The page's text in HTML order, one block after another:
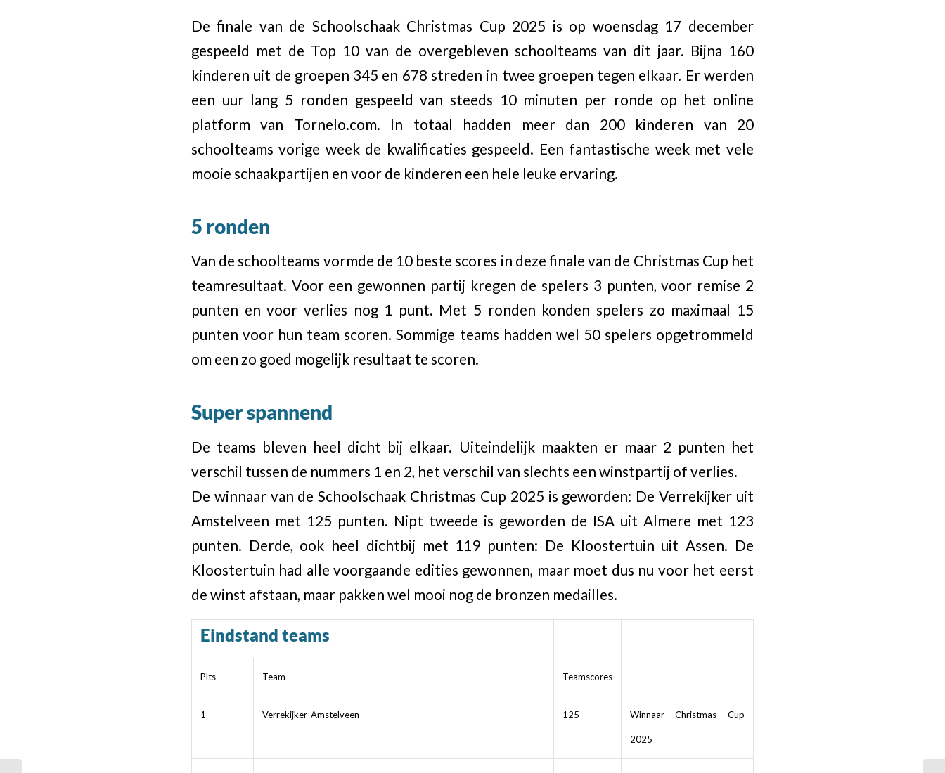
De finale van de Schoolschaak Christmas Cup 2025 is op woensdag 17 december
gespeeld met de Top 10 van de overgebleven schoolteams van dit jaar. Bijna 160
kinderen uit de groepen 345 en 678 streden in twee groepen tegen elkaar. Er werden
een uur lang 5 ronden gespeeld van steeds 10 minuten per ronde op het online
platform van Tornelo.com. In totaal hadden meer dan 200 kinderen van 20
schoolteams vorige week de kwalificaties gespeeld. Een fantastische week met vele
mooie schaakpartijen en voor de kinderen een hele leuke ervaring.
5 ronden
Van de schoolteams vormde de 10 beste scores in deze finale van de Christmas Cup het
teamresultaat. Voor een gewonnen partij kregen de spelers 3 punten, voor remise 2
punten en voor verlies nog 1 punt. Met 5 ronden konden spelers zo maximaal 15
punten voor hun team scoren. Sommige teams hadden wel 50 spelers opgetrommeld
om een zo goed mogelijk resultaat te scoren.
Super spannend
De teams bleven heel dicht bij elkaar. Uiteindelijk maakten er maar 2 punten het
verschil tussen de nummers 1 en 2, het verschil van slechts een winstpartij of verlies.
De winnaar van de Schoolschaak Christmas Cup 2025 is geworden: De Verrekijker uit
Amstelveen met 125 punten. Nipt tweede is geworden de ISA uit Almere met 123
punten. Derde, ook heel dichtbij met 119 punten: De Kloostertuin uit Assen. De
Kloostertuin had alle voorgaande edities gewonnen, maar moet dus nu voor het eerst
de winst afstaan, maar pakken wel mooi nog de bronzen medailles.
Eindstand teams
Plts Team Teamscores
1 Verrekijker-Amstelveen 125 Winnaar Christmas Cup
2025